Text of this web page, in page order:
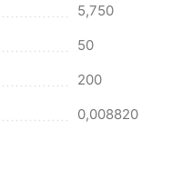
5,750
50
200
0,008820